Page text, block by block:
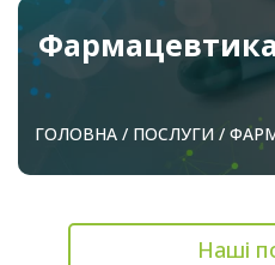
ГОЛОВНА/ ПОСЛУГИ/
Наші